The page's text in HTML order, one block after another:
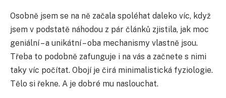
Osobně jsem se na ně začala spoléhat daleko víc, když
jsem v podstatě náhodou z pár článků zjistila, jak moc
geniální – a unikátní – oba mechanismy vlastně jsou.
Třeba to podobně zafunguje i na vás a začnete s nimi
taky víc počítat. Obojí je čirá minimalistická fyziologie.
Tělo si řekne. A je dobré mu naslouchat.